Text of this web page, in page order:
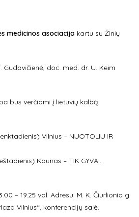
medicinos asociacija kartu su Žinių
Gudavičienė, doc. med. dr. U. Keim
bus verčiami į lietuvių kalbą.
Vilnius – NUOTOLIU IR
Kaunas – TIK GYVAI.
– 19.25 val. Adresu: M. K. Čiurlionio g.
Vilnius“, konferencijų salė.